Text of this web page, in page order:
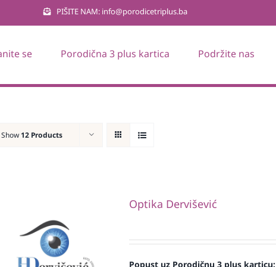
PIŠITE NAM: info@porodicetriplus.ba
se Porodična 3 plus kartica Podržite nas
Show 12 Products
Optika Dervišević
Popust uz Porodičnu 3 plus karticu: